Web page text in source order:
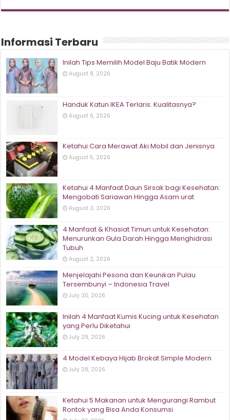
Informasi Terbaru
Inilah Tips Memilih Model Baju Batik Modern
August 8, 2026
Handuk Katun IKEA Terlaris. Kualitasnya?
August 6, 2026
Ketahui Cara Merawat Aki Mobil dan Jenisnya
August 5, 2026
Ketahui 4 Manfaat Daun Sirsak bagi Kesehatan:
Mengobati Sariawan Hingga Asam urat
August 3, 2026
4 Manfaat & Khasiat Timun untuk Kesehatan:
Menurunkan Gula Darah Hingga Menghidrasi
Tubuh
August 2, 2026
Menjelajahi Pesona dan Keunikan Pulau
Tersembunyi – Indonesia Travel
July 30, 2026
Inilah 4 Manfaat Kumis Kucing untuk Kesehatan
yang Perlu Diketahui
July 29, 2026
4 Model Kebaya Hijab Brokat Simple Modern
July 28, 2026
Ketahui 5 Makanan untuk Mengurangi Rambut
Rontok yang Bisa Anda Konsumsi